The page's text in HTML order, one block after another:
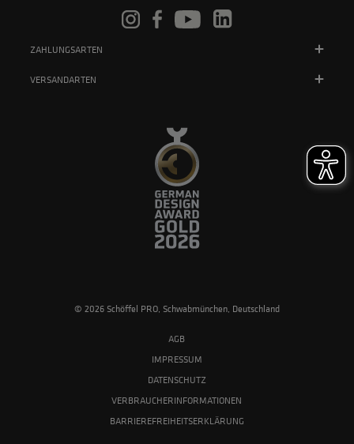
ZAHLUNGSARTEN
VERSANDARTEN
© 2026 Schöffel PRO, Schwabmünchen, Deutschland
AGB
IMPRESSUM
DATENSCHUTZ
VERBRAUCHERINFORMATIONEN
BARRIEREFREIHEITSERKLÄRUNG